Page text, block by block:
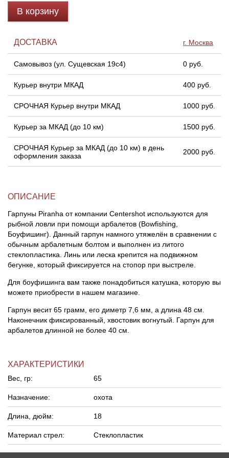
В корзину
ДОСТАВКА г. Москва
Самовывоз (ул. Сущевская 19с4) 0 руб.
Курьер внутри МКАД 400 руб.
СРОЧНАЯ Курьер внутри МКАД 1000 руб.
Курьер за МКАД (до 10 км) 1500 руб.
СРОЧНАЯ Курьер за МКАД (до 10 км) в день
оформления заказа
2000 руб.
ОПИСАНИЕ
Гарпуны Piranha от компании Centershot используются для
рыбной ловли при помощи арбалетов (Bowfishing,
Боуфишинг). Данный гарпун намного утяжелён в сравнении с
обычным арбалетным болтом и выполнен из литого
стеклопластика. Линь или леска крепится на подвижном
бегунке, который фиксируется на стопор при выстреле.
Для боуфишинга вам также понадобиться катушка, которую вы
можете приобрести в нашем магазине.
Гарпун весит 65 грамм, его диметр 7,6 мм, а длина 48 см.
Наконечник фиксированный, хвостовик вогнутый. Гарпун для
арбалетов длинной не более 40 см.
ХАРАКТЕРИСТИКИ
Вес, гр: 65
Назначение: охота
Длина, дюйм: 18
Материал стрел: Стеклопластик
Линейки для настройки лука
Кликеры для лука
Плунжеры для лука
Киссеры для лука
Охотничьи ножи